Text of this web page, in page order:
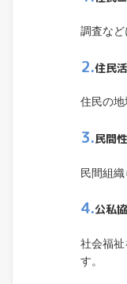
調査など
2.住民
住民の地
3.民間
民間組
4.公私
社会福
す。